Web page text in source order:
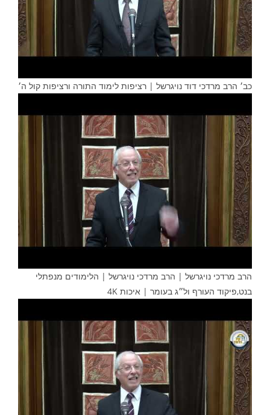
כב׳ הרב מרדכי דוד נויגרשל | רציפות לימוד התורה ורציפות קול ה׳
הרב מרדכי נויגרשל | הרב מרדכי נויגרשל | הלימודים מנפתלי
בנט,פיקוד העורף ול״ג בעומר | איכות 4K